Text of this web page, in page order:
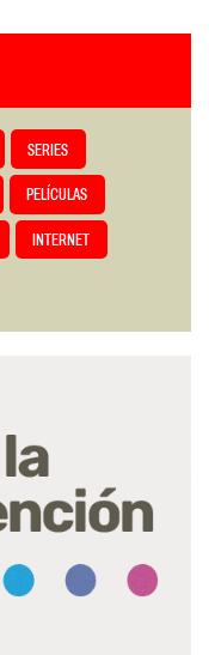
SERIES
PELÍCULAS
INTERNET